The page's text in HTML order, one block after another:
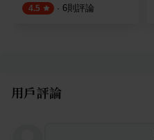
4.5 · 6則評論
用戶評論